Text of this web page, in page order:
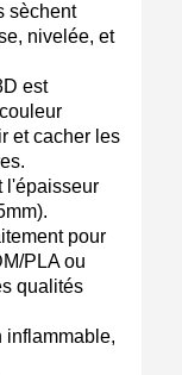
sèchent
nivelée, et
est
et cacher les
l'épaisseur
pour
PLA ou
qualités
inflammable,